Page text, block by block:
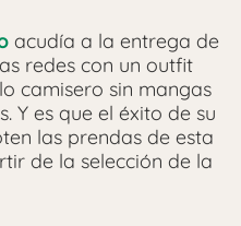
acudía a la entrega de
redes con un outfit
camisero sin mangas
Y es que el éxito de su
las prendas de esta
de la selección de la